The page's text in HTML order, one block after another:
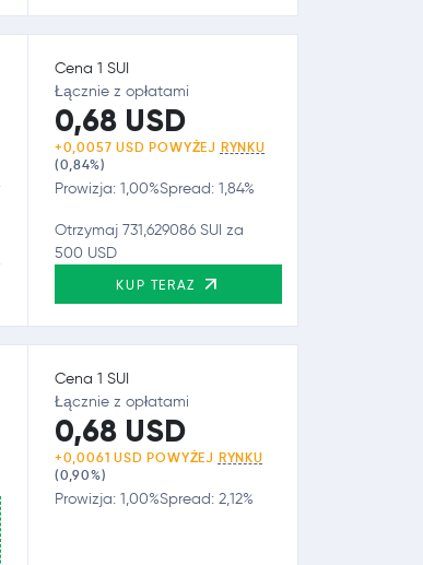
Cena 1 SUI
Łącznie z opłatami
0,68 USD
+0,0057 USD POWYŻEJ RYNKU
(0,84%)
Prowizja: 1,00%Spread: 1,84%
Otrzymaj 731,629086 SUI za
500 USD
KUP TERAZ
Cena 1 SUI
Łącznie z opłatami
0,68 USD
+0,0061 USD POWYŻEJ RYNKU
(0,90%)
Prowizja: 1,00%Spread: 2,12%